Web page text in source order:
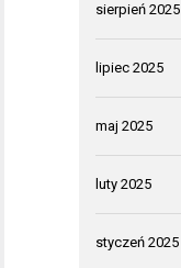
sierpień 2025
lipiec 2025
maj 2025
luty 2025
styczeń 2025